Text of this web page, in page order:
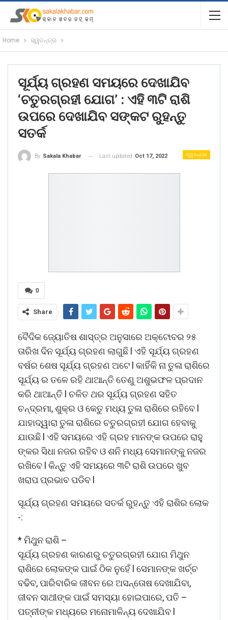
Home ସ୍ୱତନ୍ତ୍ର
ସୂର୍ଯ୍ୟ ଗ୍ରହଣ ସମୟରେ ଦେଖାଯିବ
‘ଚତୁରଗ୍ରହୀ ଯୋଗ’ : ଏହି ୩ଟି ରାଶି
ଉପରେ ଦେଖାଯିବ ସଙ୍କଟ ରୁହନ୍ତୁ
ସତର୍କ
ସ୍ୱତନ୍ତ୍ର
By Sakala Khabar Last updated Oct 17, 2022
0
Share
ବୈଦିକ ଜ୍ୟୋତିଷ ଶାସ୍ତ୍ର ଅନୁସାରେ ଅକ୍ଟୋବର ୨୫
ତାରିଖ ଦିନ ସୂର୍ଯ୍ୟ ଗ୍ରହଣ ଲାଗୁଛି l ଏହି ସୂର୍ଯ୍ୟ ଗ୍ରହଣ
ବର୍ଷର ଶେଷ ସୂର୍ଯ୍ୟ ଗ୍ରହଣ ଅଟେ l କାହିଁକି ନା ତୁଳା ରାଶିରେ
ସୂର୍ଯ୍ୟ ର ତଳେ ରହି ଥାଆନ୍ତି ତେଣୁ ଅଶୁଭଫଳ ପ୍ରଦାନ
କରି ଥାଆନ୍ତି l ଚଳିତ ଥର ସୂର୍ଯ୍ୟ ଗ୍ରହଣ ସହିତ
ଚନ୍ଦ୍ରମା, ଶୁକ୍ର ଓ କେତୁ ମଧ୍ୟ ତୁଳା ରାଶିରେ ରହିବେ l
ଯାହାଦ୍ୱାରା ତୁଳା ରାଶିରେ ଚତୁରଗ୍ରହୀ ଯୋଗ ହେବାକୁ
ଯାଉଛି l ଏହି ସମୟରେ ଏହି ଗ୍ରହ ମାନଙ୍କ ଉପରେ ରାହୁ
ଙ୍କର ସିଧା ନଜର ରହିବ ଓ ଶନି ମଧ୍ୟ ସେମାନଙ୍କୁ ନଜର
ରଖିବେ l କିନ୍ତୁ ଏହି ସମୟରେ ୩ଟି ରାଶି ଉପରେ ଖୁବ
ଖରାପ ପ୍ରଭାବ ପଡିବ l
ସୂର୍ଯ୍ୟ ଗ୍ରହଣ ସମୟରେ ସତର୍କ ରୁହନ୍ତୁ ଏହି ରାଶିର ଲୋକ
-:
* ମିଥୁନ ରାଶି –
ସୂର୍ଯ୍ୟ ଗ୍ରହଣ କାରଣରୁ ଚତୁରଗ୍ରହୀ ଯୋଗ ମିଥୁନ
ରାଶିରେ ଲୋକଙ୍କ ପାଇଁ ଠିକ ନୁହେଁ l ସେମାନଙ୍କ ଖର୍ଚ୍ଚ
ବଢିବ, ପାରିବାରିକ ଜୀବନ ରେ ଅସନ୍ତୋଷ ଦେଖାଯିବା,
ଜୀବନ ସାଥୀଙ୍କ ପାଇଁ ସମସ୍ୟା ହୋଇପାରେ, ପତି –
ପତ୍ନୀଙ୍କ ମଧ୍ୟରେ ମନୋମାଳିନ୍ୟ ଦେଖାଯିବ l